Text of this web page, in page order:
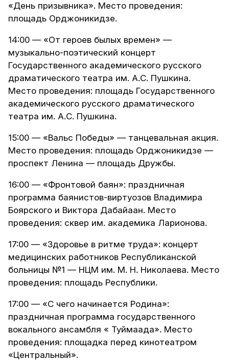
«День призывника». Место проведения:
площадь Орджоникидзе.
14:00 — «От героев былых времен» —
музыкально-поэтический концерт
Государственного академического русского
драматического театра им. А.С. Пушкина.
Место проведения: площадь Государственного
академического русского драматического
театра им. А.С. Пушкина.
15:00 — «Вальс Победы» — танцевальная акция.
Место проведения: площадь Орджоникидзе —
проспект Ленина — площадь Дружбы.
16:00 — «Фронтовой баян»: праздничная
программа баянистов-виртуозов Владимира
Боярского и Виктора Дабайаан. Место
проведения: сквер им. академика Ларионова.
17:00 — «Здоровье в ритме труда»: концерт
медицинских работников Республиканской
больницы №1 — НЦМ им. М. Н. Николаева. Место
проведения: площадь Республики.
17:00 — «С чего начинается Родина»:
праздничная программа государственного
вокального ансамбля « Туймаада». Место
проведения: площадка перед кинотеатром
«Центральный».